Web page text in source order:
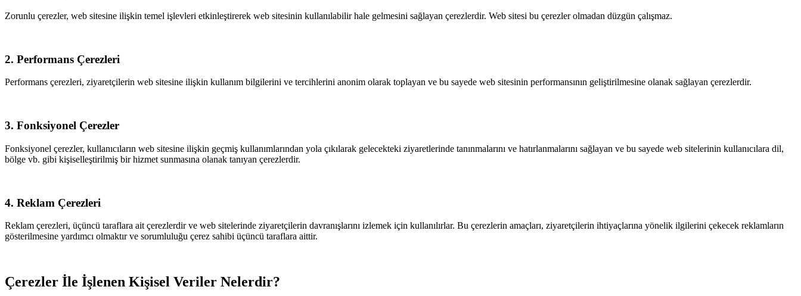
Zorunlu çerezler, web sitesine ilişkin temel işlevleri etkinleştirerek web sitesinin kullanılabilir hale gelmesini sağlayan çerezlerdir. Web sitesi bu çerezler olmadan düzgün çalışmaz.
2. Performans Çerezleri
Performans çerezleri, ziyaretçilerin web sitesine ilişkin kullanım bilgilerini ve tercihlerini anonim olarak toplayan ve bu sayede web sitesinin performansının geliştirilmesine olanak sağlayan çerezlerdir.
3. Fonksiyonel Çerezler
Fonksiyonel çerezler, kullanıcıların web sitesine ilişkin geçmiş kullanımlarından yola çıkılarak gelecekteki ziyaretlerinde tanınmalarını ve hatırlanmalarını sağlayan ve bu sayede web sitelerinin kullanıcılara dil,
bölge vb. gibi kişiselleştirilmiş bir hizmet sunmasına olanak tanıyan çerezlerdir.
4. Reklam Çerezleri
Reklam çerezleri, üçüncü taraflara ait çerezlerdir ve web sitelerinde ziyaretçilerin davranışlarını izlemek için kullanılırlar. Bu çerezlerin amaçları, ziyaretçilerin ihtiyaçlarına yönelik ilgilerini çekecek reklamların
gösterilmesine yardımcı olmaktır ve sorumluluğu çerez sahibi üçüncü taraflara aittir.
Çerezler İle İşlenen Kişisel Veriler Nelerdir?